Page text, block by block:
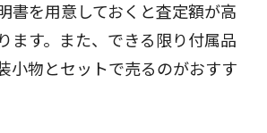
書を用意しておくと査定額が高
ます。また、できる限り付属品
小物とセットで売るのがおすす